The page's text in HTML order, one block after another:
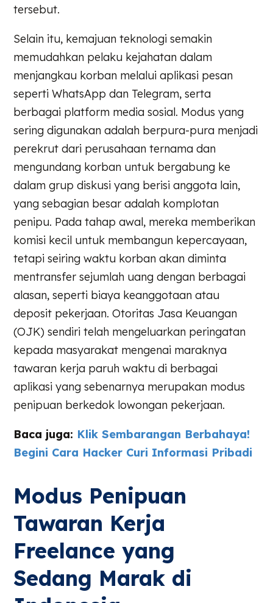
tersebut.
Selain itu, kemajuan teknologi semakin
memudahkan pelaku kejahatan dalam
menjangkau korban melalui aplikasi pesan
seperti WhatsApp dan Telegram, serta
berbagai platform media sosial. Modus yang
sering digunakan adalah berpura-pura menjadi
perekrut dari perusahaan ternama dan
mengundang korban untuk bergabung ke
dalam grup diskusi yang berisi anggota lain,
yang sebagian besar adalah komplotan
penipu. Pada tahap awal, mereka memberikan
komisi kecil untuk membangun kepercayaan,
tetapi seiring waktu korban akan diminta
mentransfer sejumlah uang dengan berbagai
alasan, seperti biaya keanggotaan atau
deposit pekerjaan. Otoritas Jasa Keuangan
(OJK) sendiri telah mengeluarkan peringatan
kepada masyarakat mengenai maraknya
tawaran kerja paruh waktu di berbagai
aplikasi yang sebenarnya merupakan modus
penipuan berkedok lowongan pekerjaan.
Baca juga: Klik Sembarangan Berbahaya!
Begini Cara Hacker Curi Informasi Pribadi
Modus Penipuan
Tawaran Kerja
Freelance yang
Sedang Marak di